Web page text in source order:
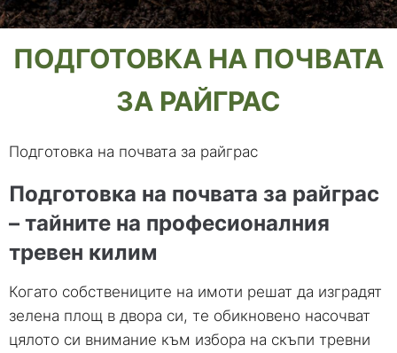
ПОДГОТОВКА НА ПОЧВАТА
ЗА РАЙГРАС
Подготовка на почвата за райграс
Подготовка на почвата за райграс
– тайните на професионалния
тревен килим
Когато собствениците на имоти решат да изградят
зелена площ в двора си, те обикновено насочват
цялото си внимание към избора на скъпи тревни